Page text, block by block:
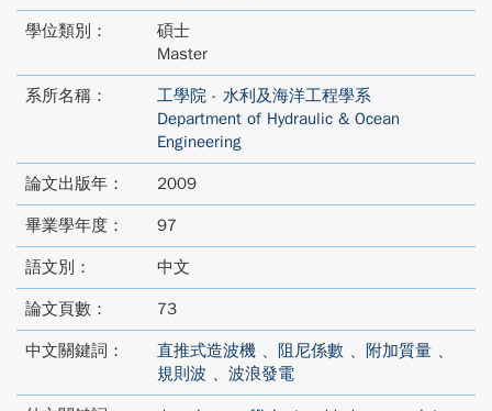
學位類別：
碩士
Master
系所名稱：
工學院 - 水利及海洋工程學系
Department of Hydraulic & Ocean
Engineering
論文出版年： 2009
畢業學年度： 97
語文別： 中文
論文頁數： 73
中文關鍵詞： 直推式造波機 、 阻尼係數 、 附加質量 、
規則波 、 波浪發電